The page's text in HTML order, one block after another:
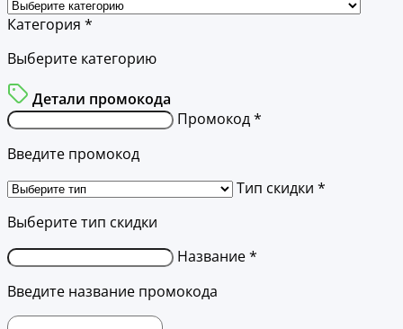
Категория *
Выберите категорию
Детали промокода
Промокод *
Введите промокод
Тип скидки *
Выберите тип скидки
Название *
Введите название промокода